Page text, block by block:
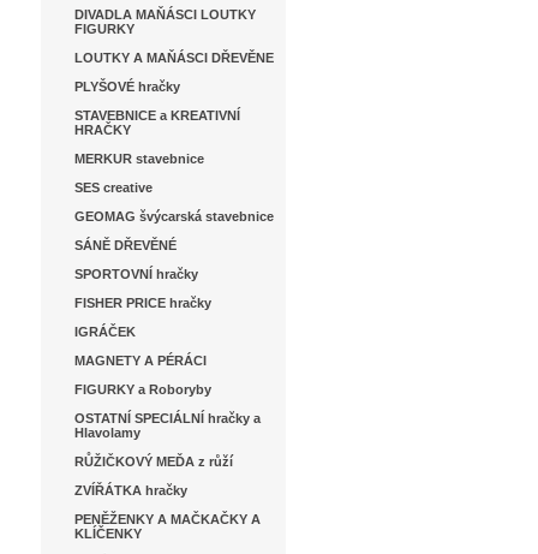
DIVADLA MAŇÁSCI LOUTKY
FIGURKY
LOUTKY A MAŇÁSCI DŘEVĚNE
PLYŠOVÉ hračky
STAVEBNICE a KREATIVNÍ
HRAČKY
MERKUR stavebnice
SES creative
GEOMAG švýcarská stavebnice
SÁNĚ DŘEVĚNÉ
SPORTOVNÍ hračky
FISHER PRICE hračky
IGRÁČEK
MAGNETY A PÉRÁCI
FIGURKY a Roboryby
OSTATNÍ SPECIÁLNÍ hračky a
Hlavolamy
RŮŽIČKOVÝ MEĎA z růží
ZVÍŘÁTKA hračky
PENĚŽENKY A MAČKAČKY A
KLÍČENKY